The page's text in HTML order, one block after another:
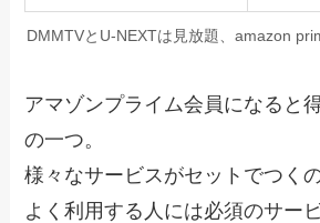
DMMTVとU-NEXTは見放題、amazon
アマゾンプライム会員になると
の一つ。
様々なサービスがセットでつく
よく利用する人には必須のサービ